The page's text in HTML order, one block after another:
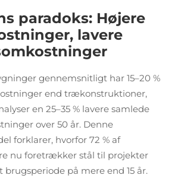
paradoks: Højere
lavere
gennemsnitligt har 15–20 %
end trækonstruktioner,
en 25–35 % lavere samlede
over 50 år. Denne
forklarer, hvorfor 72 % af
nu foretrækker stål til projekter
på mere end 15 år.